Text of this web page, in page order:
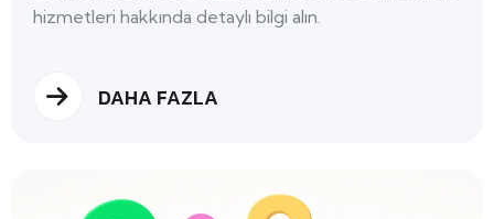
hizmetleri hakkında detaylı bilgi alın.
DAHA FAZLA